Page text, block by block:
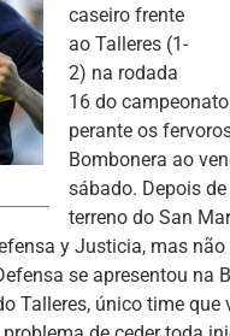
caseiro frente
ao Talleres (1-
2) na rodada
16 do
perante os
Bombonera ao
sábado. Depois
terreno do San
y Justicia, mas
se apresentou na
Talleres, único time que